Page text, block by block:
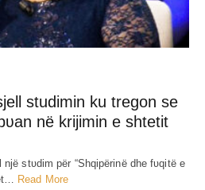
Ruçi
(Dokument)